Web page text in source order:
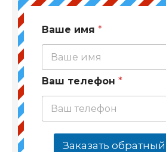
Ваше имя *
Ваш телефон *
Заказать